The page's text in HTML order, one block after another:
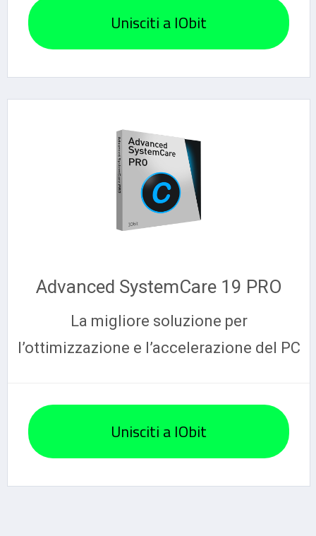
Unisciti a IObit
Advanced SystemCare 19 PRO
La migliore soluzione per
l’ottimizzazione e l’accelerazione del PC
Unisciti a IObit